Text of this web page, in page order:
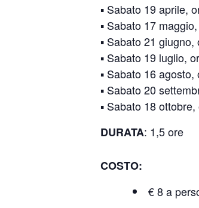
▪️ Sabato 19 aprile,
▪️ Sabato 17
▪️ Sabato 21 giugno,
▪️ Sabato 19 luglio,
▪️ Sabato 16 agosto,
▪️ Sabato 20
▪️ Sabato 18
DURATA: 1,5 ore
COSTO:
€ 8 a